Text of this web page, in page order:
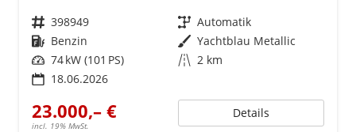
Fahrzeugnr. 398949 Getriebe Automatik
Kraftstoff Benzin Außenfarbe Yachtblau Metallic
Leistung 74 kW (101 PS) Kilometerstand 2 km
18.06.2026
23.000,– €
incl. 19% MwSt.
Details